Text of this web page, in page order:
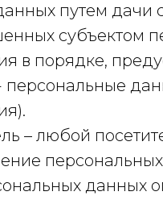
путем дачи
субъектом
в порядке,
персональные
– любой
данных